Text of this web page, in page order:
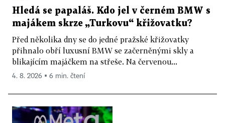
Hledá se papaláš. Kdo jel v černém BMW s
majákem skrze „Turkovu“ křižovatku?
Před několika dny se do jedné pražské křižovatky
přihnalo obří luxusní BMW se začerněnými skly a
blikajícím majáčkem na střeše. Na červenou...
4. 8. 2026 ▪ 6 min. čtení